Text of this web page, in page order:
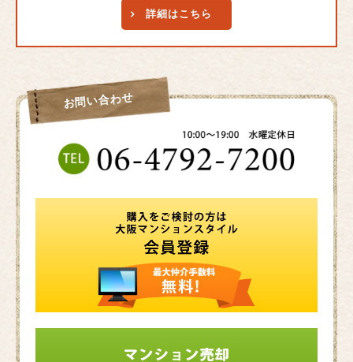
詳細はこちら
お問い合わせ